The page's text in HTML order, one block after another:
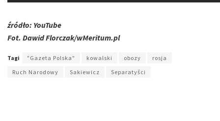
źródło: YouTube
Fot. Dawid Florczak/wMeritum.pl
Tagi "Gazeta Polska" kowalski obozy
rosja
Ruch Narodowy
Sakiewicz Separatyści